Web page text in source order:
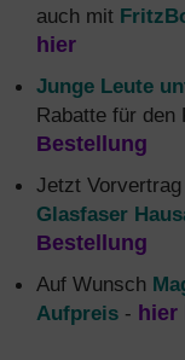
auch mit
hier
Junge Leute
Rabatte für den
Bestellung
Jetzt
Glasfaser
Bestellung
Auf Wunsch
Aufpreis - hier